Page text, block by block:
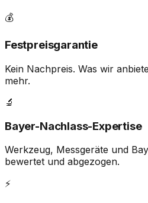
💰
Festpreisgarantie
Kein Nachpreis. Was wir
mehr.
🔬
Bayer-Nachlass-Expertise
Werkzeug, Messgeräte und
bewertet und abgezogen.
⚡